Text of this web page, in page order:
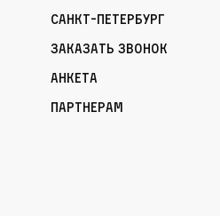
Санкт-Петербург
Заказать звонок
Анкета
Партнерам